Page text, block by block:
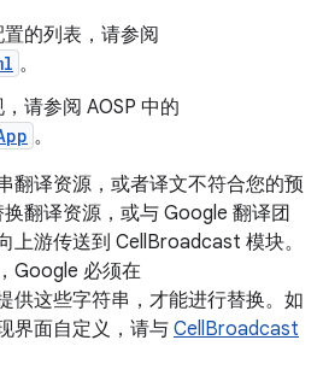
的列表，请参阅
。
请参阅 AOSP 中的
。
翻译资源，或者译文不符合您的预
翻译资源，或与 Google 翻译团
上游传送到 CellBroadcast 模块。
Google 必须在
供这些字符串，才能进行替换。如
界面自定义，请与 CellBroadcast